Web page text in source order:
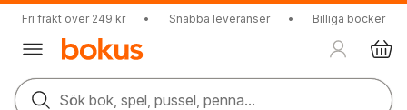
Fri frakt över 249 kr • Snabba leveranser • Billiga böcker
Sök bok, spel, pussel, penna...